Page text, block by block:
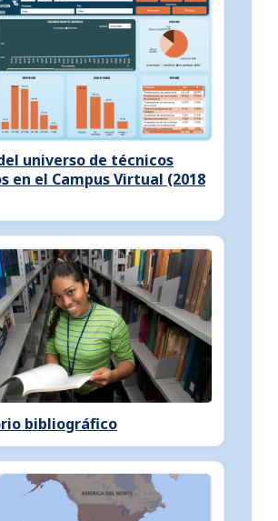
universo de técnicos
en el Campus Virtual (2018
bibliográfico